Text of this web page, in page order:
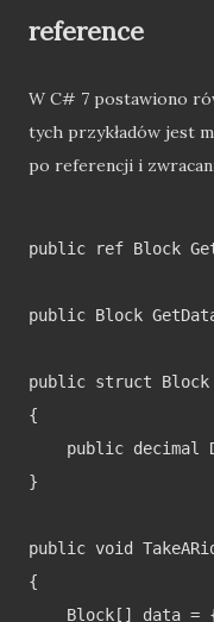
reference
W C# 7 postawiono
tych przykładów jest
po referencji i
public ref Block
public Block
public struct Block
{
public decimal
}
public void
{
Block[] data =